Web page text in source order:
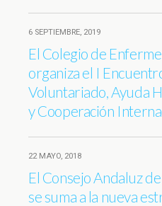
6 SEPTIEMBRE, 2019
El Colegio de
organiza el I
Voluntariado, Ayuda
y Cooperación
22 MAYO, 2018
El Consejo Andaluz
se suma a la nueva